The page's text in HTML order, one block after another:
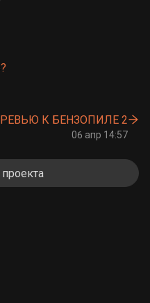
К БЕНЗОПИЛЕ 2
06 апр 14:57